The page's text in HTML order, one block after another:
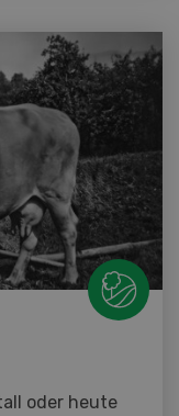
oder heute